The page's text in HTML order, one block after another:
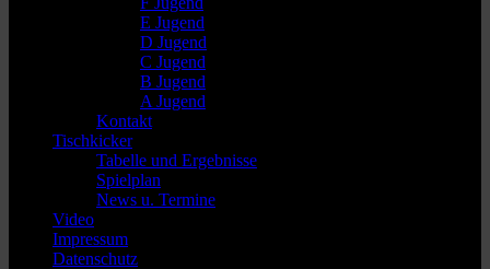
E Jugend
D Jugend
C Jugend
B Jugend
A Jugend
Kontakt
Tischkicker
Tabelle und Ergebnisse
Spielplan
News u. Termine
Video
Impressum
Datenschutz